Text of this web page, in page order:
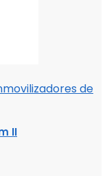
de
II